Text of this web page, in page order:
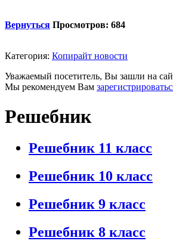
Вернуться Просмотров: 684
Категория: Копирайт новости
Уважаемый посетитель, Вы зашли на
Мы рекомендуем Вам
Решебник
Решебник 11 класс
Решебник 10 класс
Решебник 9 класс
Решебник 8 класс